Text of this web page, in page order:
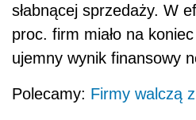
słabnącej sprzedaży. W
proc. firm miało na
ujemny wynik finansowy
Polecamy: Firmy walczą